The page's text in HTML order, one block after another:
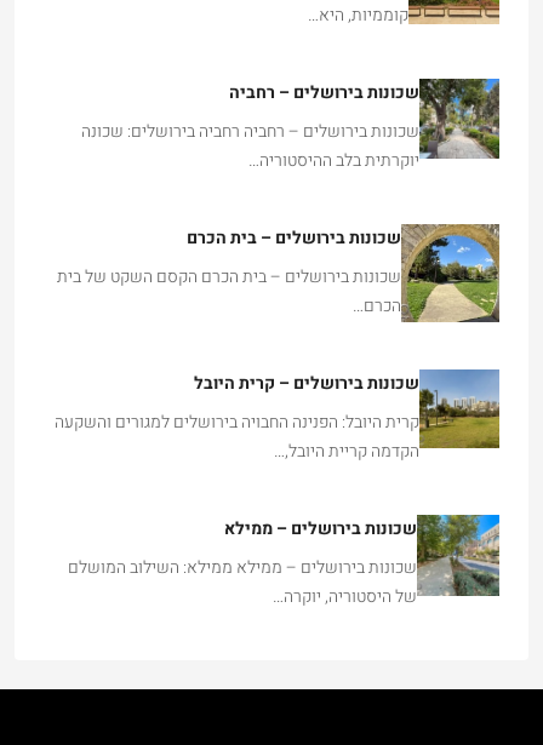
קוממיות, היא…
שכונות בירושלים – רחביה
שכונות בירושלים – רחביה רחביה בירושלים: שכונה
יוקרתית בלב ההיסטוריה…
שכונות בירושלים – בית הכרם
שכונות בירושלים – בית הכרם הקסם השקט של בית
הכרם…
שכונות בירושלים – קרית היובל
קרית היובל: הפנינה החבויה בירושלים למגורים והשקעה
הקדמה קריית היובל,…
שכונות בירושלים – ממילא
שכונות בירושלים – ממילא ממילא: השילוב המושלם
של היסטוריה, יוקרה…